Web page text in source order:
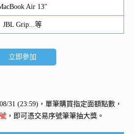
Air 13"
JBL Grip...等
立即參加
31 (23:59)，單筆購買指定面額點數，
，即可憑交易序號筆筆抽大獎。